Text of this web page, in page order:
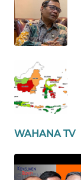
WAHANA TV
WN
SUMSEL
WN
BENGKULU
WN
WN
JATENG